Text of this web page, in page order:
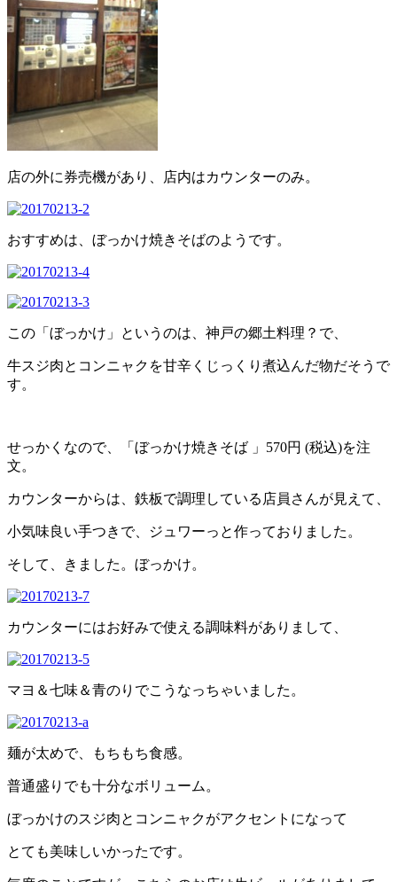
店の外に券売機があり、店内はカウンターのみ。
おすすめは、ぼっかけ焼きそばのようです。
この「ぼっかけ」というのは、神戸の郷土料理？で、
牛スジ肉とコンニャクを甘辛くじっくり煮込んだ物だそうで
す。
せっかくなので、「ぼっかけ焼きそば 」570円 (税込)を注
文。
カウンターからは、鉄板で調理している店員さんが見えて、
小気味良い手つきで、ジュワーっと作っておりました。
そして、きました。ぼっかけ。
カウンターにはお好みで使える調味料がありまして、
マヨ＆七味＆青のりでこうなっちゃいました。
麺が太めで、もちもち食感。
普通盛りでも十分なボリューム。
ぼっかけのスジ肉とコンニャクがアクセントになって
とても美味しいかったです。